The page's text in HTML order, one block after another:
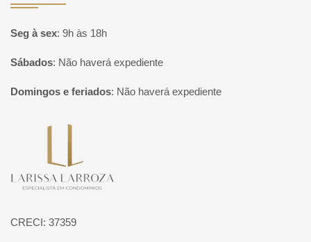
Seg à sex: 9h às 18h
Sábados: Não haverá expediente
Domingos e feriados: Não haverá expediente
CRECI: 37359